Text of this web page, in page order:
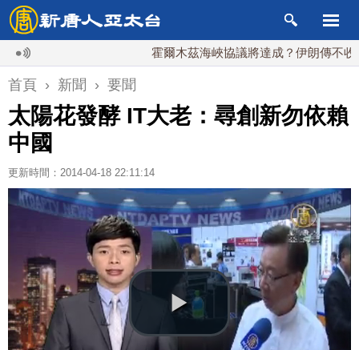
霍爾木茲海峽協議將達成？伊朗傳不收通行費
首頁 › 新聞 › 要聞
太陽花發酵 IT大老：尋創新勿依賴
中國
更新時間：2014-04-18 22:11:14